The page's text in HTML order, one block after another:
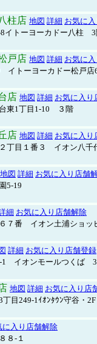
柱店 地図 詳細 お気に
8イトーヨーカドー八柱 3
戸店 地図 詳細 お気に
イトーヨーカドー松戸店
店 地図 詳細 お気に入り
東1丁目1-10 ３階
店 地図 詳細 お気に入り
丁目１番３ イオン八千
地図 詳細 お気に入り店舗
5-19
細 お気に入り店舗解除
７番 イオン土浦ショッ
詳細 お気に入り店舗登録
1 イオンモールつくば
地図 詳細 お気に入り店
目249-1ｲｵﾝﾀｳﾝ守谷・2F
に入り店舗解除
８-１